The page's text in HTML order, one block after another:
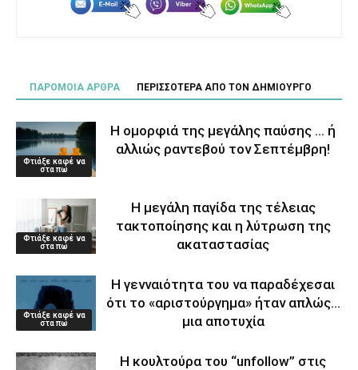
ΠΑΡΟΜΟΙΑ ΑΡΘΡΑ ΠΕΡΙΣΣΟΤΕΡΑ ΑΠΟ ΤΟΝ ΔΗΜΙΟΥΡΓΟ
Φτιάξε καφέ να
στα πω
Η ομορφιά της μεγάλης παύσης … ή
αλλιώς ραντεβού τον Σεπτέμβρη!
Φτιάξε καφέ να
στα πω
Η μεγάλη παγίδα της τέλειας
τακτοποίησης και η λύτρωση της
ακαταστασίας
Φτιάξε καφέ να
στα πω
Η γενναιότητα του να παραδέχεσαι
ότι το «αριστούργημα» ήταν απλώς…
μια αποτυχία
Η κουλτούρα του “unfollow” στις